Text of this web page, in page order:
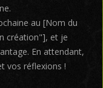
au [Nom du
création"], et je
En attendant,
vos réflexions !